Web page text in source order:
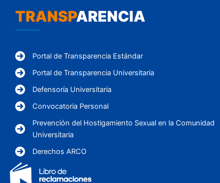
TRANSPARENCIA
Portal de Transparencia Estándar
Portal de Transparencia Universitaria
Defensoría Universitaria
Convocatoria Personal
Prevención del Hostigamiento Sexual en la Comunidad
Universitaria
Derechos ARCO